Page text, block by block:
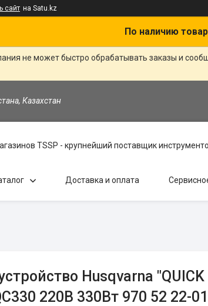
сайт на Satu.kz
По наличию
не может быстро обрабатывать заказы и
Казахстан
TSSP - крупнейший поставщик
Доставка и оплата
Husqvarna "QUICK
220В 330Вт 970 52 22-01